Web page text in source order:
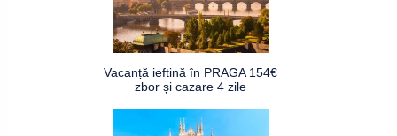
Vacanță ieftină în PRAGA 154€
zbor și cazare 4 zile